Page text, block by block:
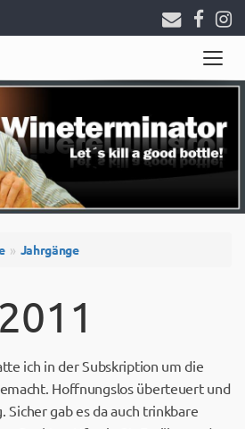
Jahrgänge
2011
ich in der Subskription um die
Hoffnungslos überteuert und
Sicher gab es da auch trinkbare